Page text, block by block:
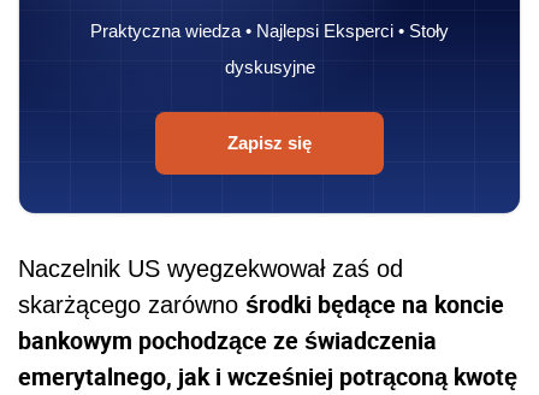
Praktyczna wiedza • Najlepsi Eksperci • Stoły
dyskusyjne
Zapisz się
Naczelnik US wyegzekwował zaś od
skarżącego zarówno środki będące na koncie
bankowym pochodzące ze świadczenia
emerytalnego, jak i wcześniej potrąconą kwotę